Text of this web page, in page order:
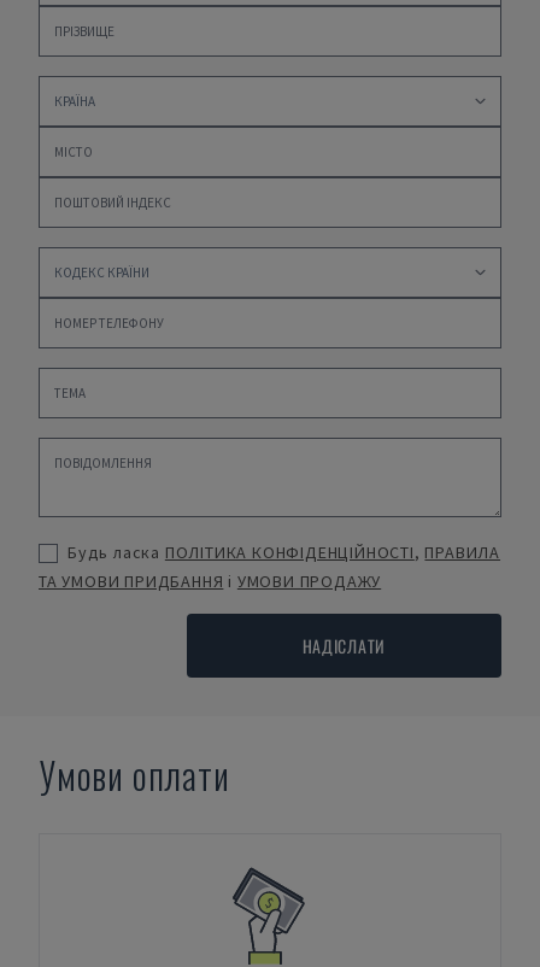
Будь ласка ПОЛІТИКА КОНФІДЕНЦІЙНОСТІ, ПРАВИЛА
ТА УМОВИ ПРИДБАННЯ і УМОВИ ПРОДАЖУ
НАДІСЛАТИ
Умови оплати